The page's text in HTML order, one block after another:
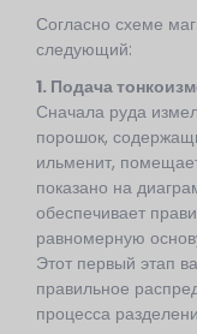
Согласно схеме
следующий:
1. Подача
Сначала руда
порошок,
ильменит,
показано на
обеспечивает
равномерную
Этот первый этап
правильное
процесса